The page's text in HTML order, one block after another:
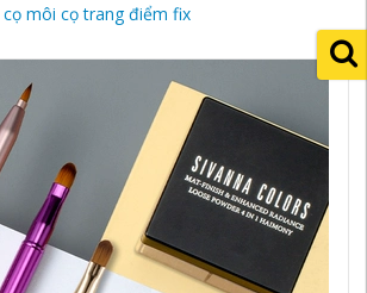
môi cọ trang điểm fix